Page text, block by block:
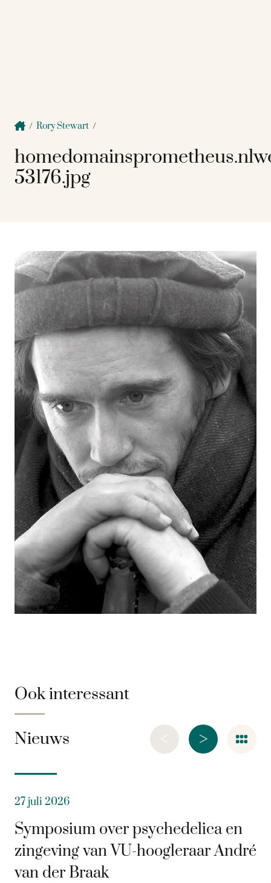
/ Rory Stewart /
53176.jpg
Ook interessant
Nieuws >
<
27 juli 2026
Symposium over psychedelica en
zingeving van VU-hoogleraar André
van der Braak